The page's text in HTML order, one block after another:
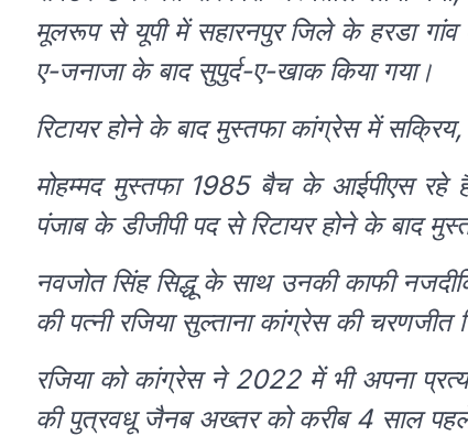
मूलरूप से यूपी में सहारनपुर जिले के हरडा
ए-जनाजा के बाद सुपुर्द-ए-खाक किया गया।
रिटायर होने के बाद मुस्तफा कांग्रेस में सक्रिय,
मोहम्मद मुस्तफा 1985 बैच के आईपीएस रहे
पंजाब के डीजीपी पद से रिटायर होने के बाद
नवजोत सिंह सिद्धू के साथ उनकी काफी
की पत्नी रजिया सुल्ताना कांग्रेस की
रजिया को कांग्रेस ने 2022 में भी अपना
की पुत्रवधू जैनब अख्तर को करीब 4 साल पहले